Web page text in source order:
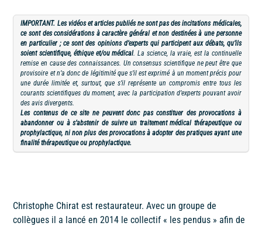
IMPORTANT. Les vidéos et articles publiés ne sont pas des incitations médicales,
ce sont des considérations à caractère général et non destinées à une personne
en particulier ; ce sont des opinions d’experts qui participent aux débats, qu’ils
soient scientifique, éthique et/ou médical. La science, la vraie, est la continuelle
remise en cause des connaissances. Un consensus scientifique ne peut être que
provisoire et n’a donc de légitimité que s’il est exprimé à un moment précis pour
une durée limitée et, surtout, que s’il représente un compromis entre tous les
courants scientifiques du moment, avec la participation d’experts pouvant avoir
des avis divergents.
Les contenus de ce site ne peuvent donc pas constituer des provocations à
abandonner ou à s’abstenir de suivre un traitement médical thérapeutique ou
prophylactique, ni non plus des provocations à adopter des pratiques ayant une
finalité thérapeutique ou prophylactique.
Christophe Chirat est restaurateur. Avec un groupe de
collègues il a lancé en 2014 le collectif « les pendus » afin de